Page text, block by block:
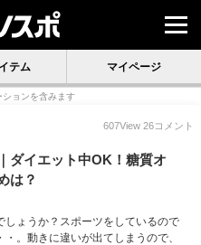
テム マイページ
ョンを含みます
607View 26コメント
ダイエット中OK！糖質オ
は？
ょうか？スポーツをしているので
。動きに違いが出てしまうので、